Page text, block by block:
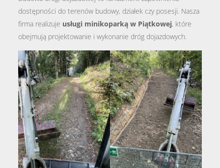
dostępności do terenów budowy, działek czy posesji. Nasza
firma realizuje usługi minikoparką w Piątkowej, które
obejmują projektowanie i wykonanie dróg dojazdowych.